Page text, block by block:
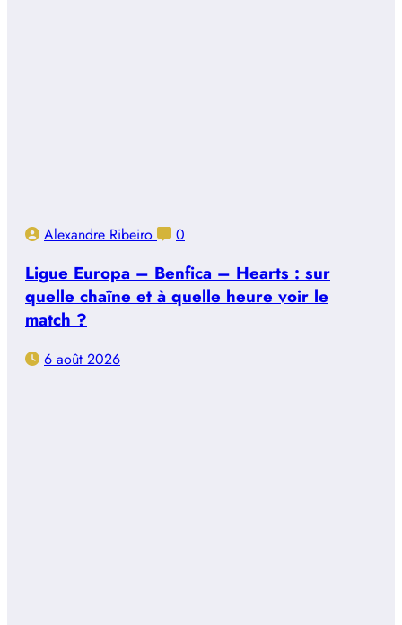
Alexandre Ribeiro 0
Ligue Europa – Benfica – Hearts : sur
quelle chaîne et à quelle heure voir le
match ?
6 août 2026